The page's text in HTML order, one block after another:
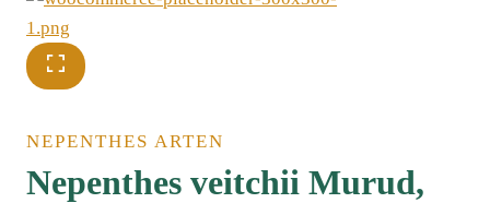
NEPENTHES ARTEN
Nepenthes veitchii Murud,